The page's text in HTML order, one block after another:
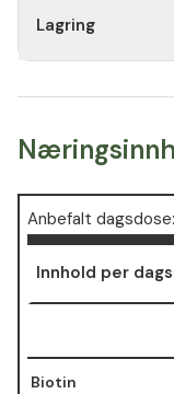
Lagring
Anbefalt dagsdose:
Innhold per
Biotin